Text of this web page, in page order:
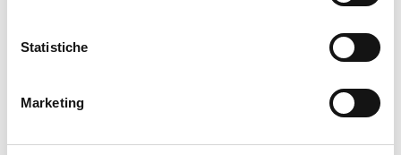
Statistiche
Marketing
Year 2025
Year 2023